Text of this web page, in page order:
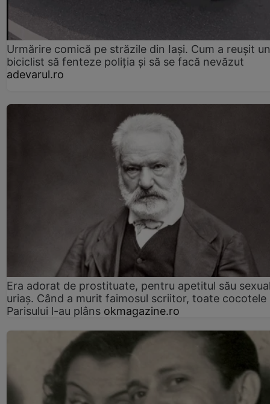
Urmărire comică pe străzile din Iași. Cum a reușit un
biciclist să fenteze poliția și să se facă nevăzut
adevarul.ro
Era adorat de prostituate, pentru apetitul său
uriaș. Când a murit faimosul scriitor, toate cocotele
Parisului l-au plâns okmagazine.ro